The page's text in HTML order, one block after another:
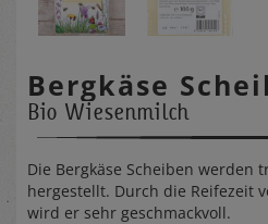
Bergkäse
Bio Wiesenmilch
Die Bergkäse Scheiben werden
hergestellt. Durch die Reifezeit
wird er sehr geschmackvoll.